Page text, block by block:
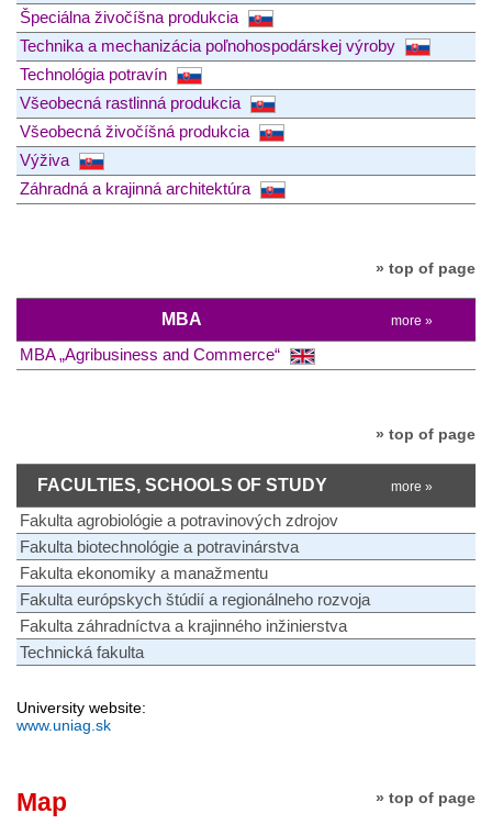
Špeciálna živočíšna produkcia
Technika a mechanizácia poľnohospodárskej výroby
Technológia potravín
Všeobecná rastlinná produkcia
Všeobecná živočíšná produkcia
Výživa
Záhradná a krajinná architektúra
» top of page
MBA more »
MBA „Agribusiness and Commerce“
» top of page
FACULTIES, SCHOOLS OF STUDY more »
Fakulta agrobiológie a potravinových zdrojov
Fakulta biotechnológie a potravinárstva
Fakulta ekonomiky a manažmentu
Fakulta európskych štúdií a regionálneho rozvoja
Fakulta záhradníctva a krajinného inžinierstva
Technická fakulta
University website:
www.uniag.sk
» top of page
Map